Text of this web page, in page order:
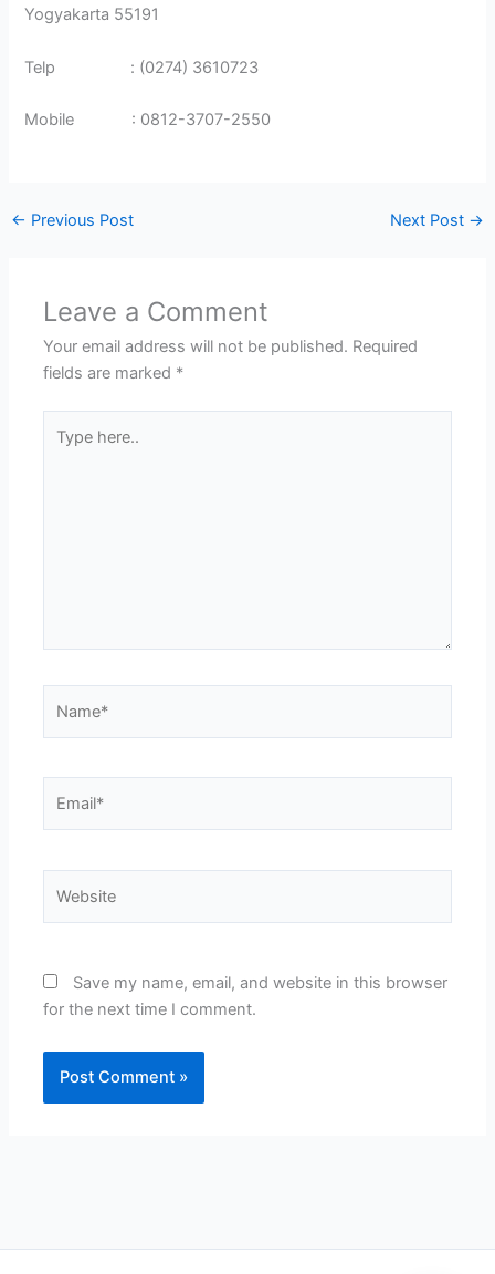
Yogyakarta 55191
Telp : (0274) 3610723
Mobile : 0812-3707-2550
← Previous Post Next Post →
Leave a Comment
Your email address will not be published. Required
fields are marked *
here..
Save my name, email, and website in this browser
for the next time I comment.